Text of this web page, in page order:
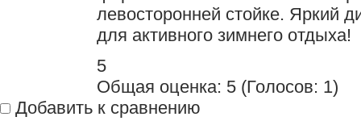
левосторонней стойке. Яркий
для активного зимнего отдыха!
5
Общая оценка: 5 (Голосов: 1)
Добавить к сравнению